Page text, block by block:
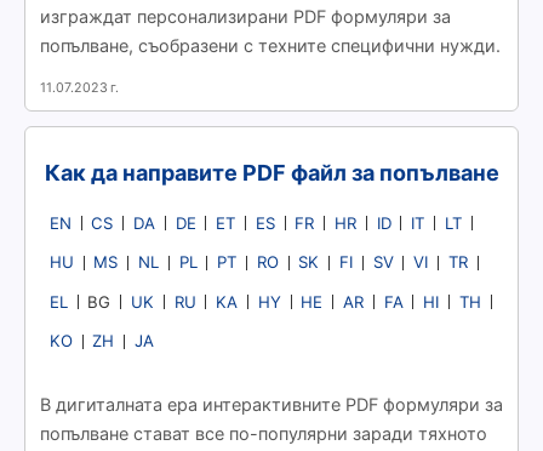
изграждат персонализирани PDF формуляри за
попълване, съобразени с техните специфични нужди.
11.07.2023 г.
Как да направите PDF файл за попълване
EN CS DA DE ET ES FR HR ID IT LT
HU MS NL PL PT RO SK FI SV VI TR
EL BG UK RU KA HY HE AR FA HI TH
KO ZH JA
В дигиталната ера интерактивните PDF формуляри за
попълване стават все по-популярни заради тяхното